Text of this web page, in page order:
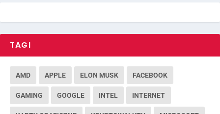
TAGI
AMD APPLE ELON MUSK FACEBOOK
GAMING GOOGLE INTEL INTERNET